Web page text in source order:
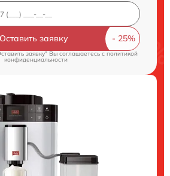
Оставить заявку
заявку" Вы соглашаетесь cполитикой
конфиденциальности